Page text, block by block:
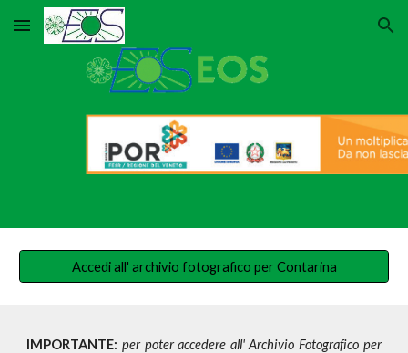
Skip to main content Skip to navigation
Accedi all' archivio fotografico per Contarina
IMPORTANTE:per poter accedere all' Archivio Fotografico per